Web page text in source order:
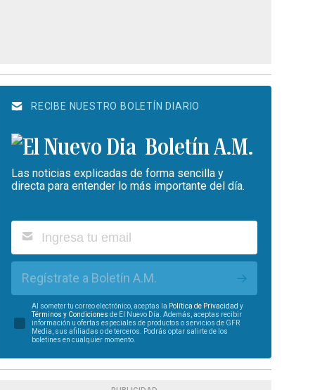
RECIBE NUESTRO BOLETÍN DIARIO
Boletín A.M.
Las noticias explicadas de forma sencilla y
directa para entender lo más importante del día.
Regístrate a Boletín A.M.
Al someter tu correo electrónico, aceptas la Política de Privacidad y
Términos y Condiciones de El Nuevo Día. Además, aceptas recibir
información u ofertas especiales de productos o servicios de GFR
Media, sus afiliadas o de terceros. Podrás optar salirte de los
boletines en cualquier momento.